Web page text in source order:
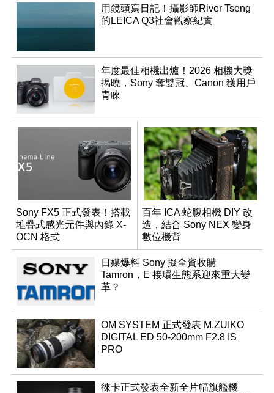
用鏡頭寫日記！攝影師River Tseng
的LEICA Q3社會觀察紀實
年度最佳相機出爐！2026 相機大獎
揭曉，Sony 奪雙冠、Canon 獲用戶
青睞
Sony FX5 正式發表！搭載
堆疊式感光元件與內錄 X-
OCN 格式
百年 ICA 蛇腹相機 DIY 改
造，結合 Sony NEX 變身
數位機背
日媒爆料 Sony 擬全資收購
Tamron，E 接環生態系迎來重大變
革？
OM SYSTEM 正式發表 M.ZUIKO
DIGITAL ED 50-200mm F2.8 IS
PRO
徠卡正式發表全新全片幅旗艦機